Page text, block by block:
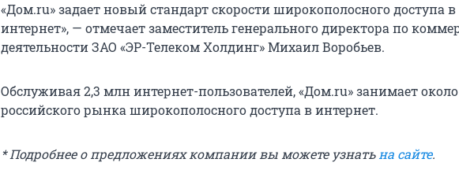
«Дом.ru» задает новый стандарт скорости широкополосного доступа в
интернет», — отмечает заместитель генерального директора по
деятельности ЗАО «ЭР-Телеком Холдинг» Михаил Воробьев.
Обслуживая 2,3 млн интернет-пользователей, «Дом.ru» занимает около
российского рынка широкополосного доступа в интернет.
* Подробнее о предложениях компании вы можете узнать на сайте.